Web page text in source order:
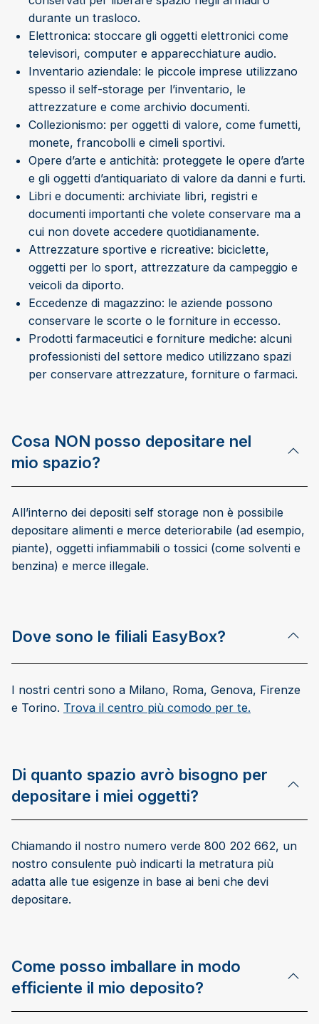
durante un trasloco.
Elettronica: stoccare gli oggetti elettronici come
televisori, computer e apparecchiature audio.
Inventario aziendale: le piccole imprese utilizzano
spesso il self-storage per l’inventario, le
attrezzature e come archivio documenti.
Collezionismo: per oggetti di valore, come fumetti,
monete, francobolli e cimeli sportivi.
Opere d’arte e antichità: proteggete le opere d’arte
e gli oggetti d’antiquariato di valore da danni e furti.
Libri e documenti: archiviate libri, registri e
documenti importanti che volete conservare ma a
cui non dovete accedere quotidianamente.
Attrezzature sportive e ricreative: biciclette,
oggetti per lo sport, attrezzature da campeggio e
veicoli da diporto.
Eccedenze di magazzino: le aziende possono
conservare le scorte o le forniture in eccesso.
Prodotti farmaceutici e forniture mediche: alcuni
professionisti del settore medico utilizzano spazi
per conservare attrezzature, forniture o farmaci.
Cosa NON posso depositare nel
mio spazio?
All’interno dei depositi self storage non è possibile
depositare alimenti e merce deteriorabile (ad esempio,
piante), oggetti infiammabili o tossici (come solventi e
benzina) e merce illegale.
Dove sono le filiali EasyBox?
I nostri centri sono a Milano, Roma, Genova, Firenze
e Torino. Trova il centro più comodo per te.
Di quanto spazio avrò bisogno per
depositare i miei oggetti?
Chiamando il nostro numero verde 800 202 662, un
nostro consulente può indicarti la metratura più
adatta alle tue esigenze in base ai beni che devi
depositare.
Come posso imballare in modo
efficiente il mio deposito?